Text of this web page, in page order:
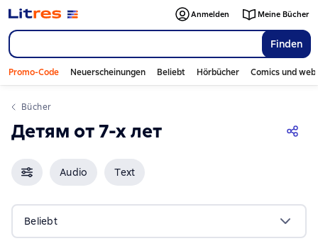
Finden
Anmelden Meine Bücher
Promo-Code Neuerscheinungen Beliebt Hörbücher Comics und
Bücher
Детям от 7-х лет
Audio Text
Beliebt